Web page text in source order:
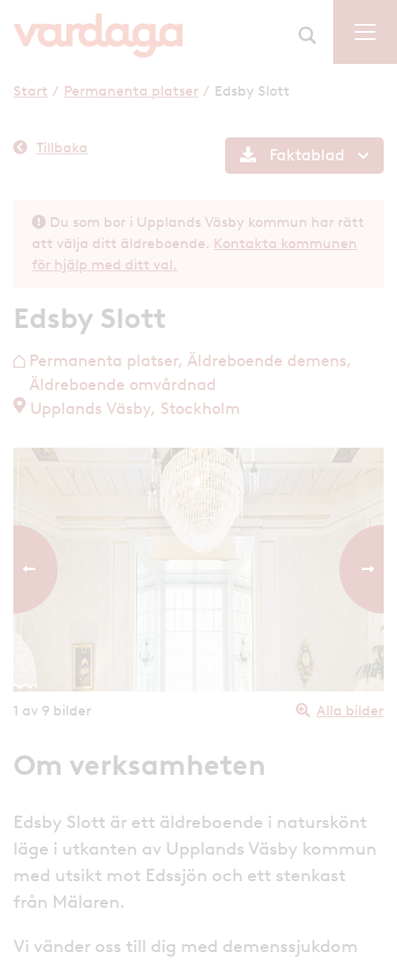
Start / Permanenta platser / Edsby Slott
Tillbaka Faktablad
Du som bor i Upplands Väsby kommun har rätt
att välja ditt äldreboende. Kontakta kommunen
för hjälp med ditt val.
Edsby Slott
h Permanenta platser, Äldreboende demens,
Äldreboende omvårdnad
Upplands Väsby, Stockholm
Föregående bild
1 av 9 bilder Alla bilder
Om verksamheten
Edsby Slott är ett äldreboende i naturskönt
läge i utkanten av Upplands Väsby kommun
med utsikt mot Edssjön och ett stenkast
från Mälaren.
Vi vänder oss till dig med demenssjukdom